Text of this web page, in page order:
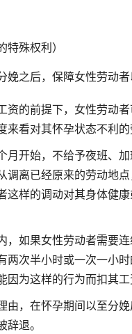
特殊权利）
娩之后，保障女性劳动者
资的前提下，女性劳动
来看对其怀孕状态不利的
月开始，不给予夜班、
调离已经原来的劳动地
这样的调动对其身体健
，如果女性劳动者需要
两次半小时或一次一小
因为这样的行为而扣其工
由，在怀孕期间以至分
辞退。